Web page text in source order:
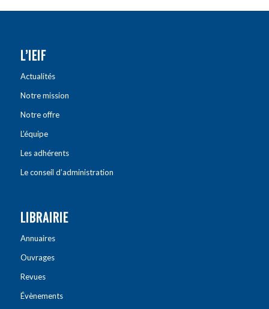
L’IEIF
Actualités
Notre mission
Notre offre
L’équipe
Les adhérents
Le conseil d’administration
LIBRAIRIE
Annuaires
Ouvrages
Revues
Évènements